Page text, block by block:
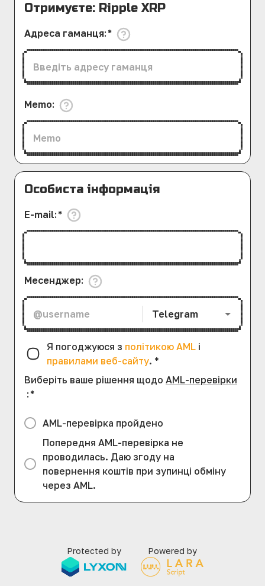
Отримуєте: Ripple XRP
Адреса гаманця: *
Memo:
Особиста інформація
E-mail: *
Месенджер:
Telegram
Я погоджуюся з політикою AML і
правилами веб-сайту. *
Виберіть ваше рішення щодо AML-перевірки
: *
AML-перевірка пройдено
Попередня AML-перевірка не
проводилась. Даю згоду на
повернення коштів при зупинці обміну
через AML.
Protected by Powered by